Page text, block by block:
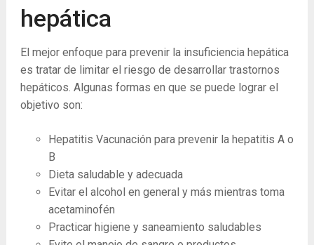
hepática
El mejor enfoque para prevenir la insuficiencia hepática
es tratar de limitar el riesgo de desarrollar trastornos
hepáticos. Algunas formas en que se puede lograr el
objetivo son:
Hepatitis Vacunación para prevenir la hepatitis A o
B
Dieta saludable y adecuada
Evitar el alcohol en general y más mientras toma
acetaminofén
Practicar higiene y saneamiento saludables